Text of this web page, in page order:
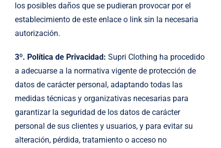
los posibles daños que se pudieran provocar por el
establecimiento de este enlace o link sin la necesaria
autorización.
3º. Política de Privacidad: Supri Clothing ha procedido
a adecuarse a la normativa vigente de protección de
datos de carácter personal, adaptando todas las
medidas técnicas y organizativas necesarias para
garantizar la seguridad de los datos de carácter
personal de sus clientes y usuarios, y para evitar su
alteración, pérdida, tratamiento o acceso no